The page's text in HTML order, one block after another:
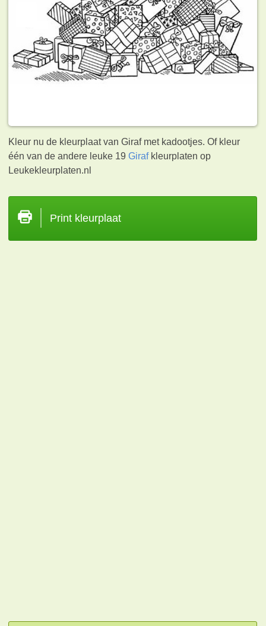
Kleur nu de kleurplaat van Giraf met kadootjes. Of kleur
één van de andere leuke 19Girafkleurplaten op
Leukekleurplaten.nl
Print kleurplaat